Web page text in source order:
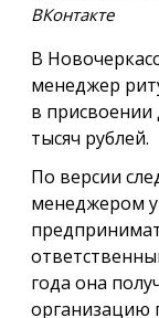
ВКонтакте
В
менеджер
в присвоении
тысяч рублей.
По версии
менеджером
года она
организацию